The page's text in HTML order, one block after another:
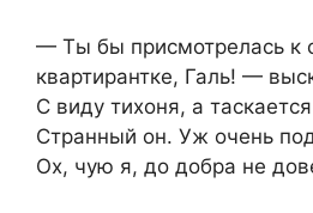
— Ты бы присмотрелась к
квартирантке, Галь! —
С виду тихоня, а
Странный он. Уж очень
Ох, чую я, до добра не